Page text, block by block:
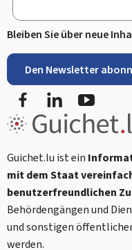
Bleiben Sie über neue
Den Newsletter
FacebookLinkedIn
Guichet.lu ist ein
mit dem Staat
benutzerfreundlichen
Behördengängen und
und sonstigen
werden.